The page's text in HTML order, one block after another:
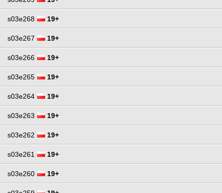
s03e268 19+
s03e267 19+
s03e266 19+
s03e265 19+
s03e264 19+
s03e263 19+
s03e262 19+
s03e261 19+
s03e260 19+